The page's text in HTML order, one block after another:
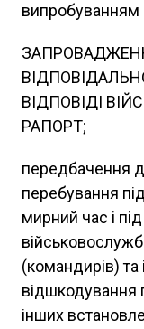
випробуванням
ВІДПОВІДІ
РАПОРТ;
передбачення
перебування
мирний час і
(командирів) та
відшкодування
інших